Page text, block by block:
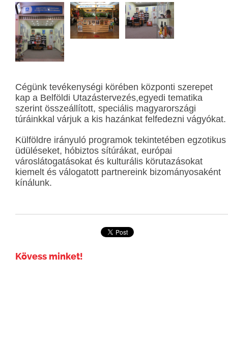
Cégünk tevékenységi körében központi szerepet
kap a Belföldi Utazástervezés,egyedi tematika
szerint összeállított, speciális magyarországi
túráinkkal várjuk a kis hazánkat felfedezni vágyókat.
Külföldre irányuló programok tekintetében egzotikus
üdüléseket, hóbiztos sítúrákat, európai
városlátogatásokat és kulturális körutazásokat
kiemelt és válogatott partnereink bizományosaként
kínálunk.
Kövess minket!